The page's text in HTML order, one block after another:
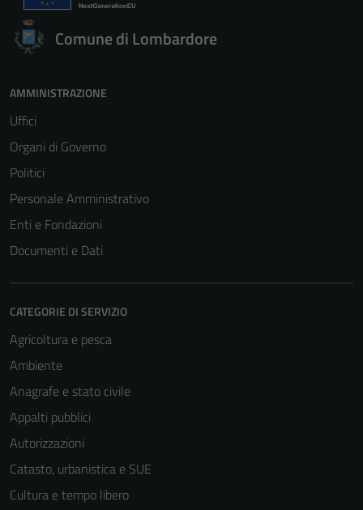
Comune di Lombardore
AMMINISTRAZIONE
Uffici
Organi di Governo
Politici
Personale Amministrativo
Enti e Fondazioni
Documenti e Dati
CATEGORIE DI SERVIZIO
Agricoltura e pesca
Ambiente
Anagrafe e stato civile
Appalti pubblici
Autorizzazioni
Catasto, urbanistica e SUE
Cultura e tempo libero
Questi cookie